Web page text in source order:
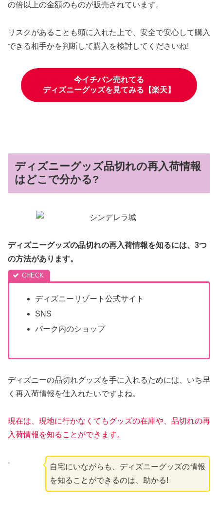
の倍以上の金額のものが販売されています。
リスクがあることも頭に入れた上で、安全で安心して購入
できる相手かを判断して購入を検討してくださいね!
今イチバン売れてる
ディズニーグッズを見てみる【楽天】
ディズニーグッズ品切れの再入荷情報
はどこで分かる?
ディズニーグッズの品切れの再入荷情報を知るには、3つ
の方法があります。
ディズニーリゾート公式サイト
SNS
パーク内のショップ
ディズニーの品切れグッズを手に入れるためには、いち早
く再入荷情報を仕入れたいですよね。
現在は、現地に行かなくてもグッズの在庫や、品切れの再
入荷情報を知ることができます。
自宅にいながらも、ディズニーグッズの情報
を知ることができるのは、助かる!